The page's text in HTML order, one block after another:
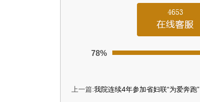
78%
上一篇:我院连续4年参加省妇联“为爱奔跑”